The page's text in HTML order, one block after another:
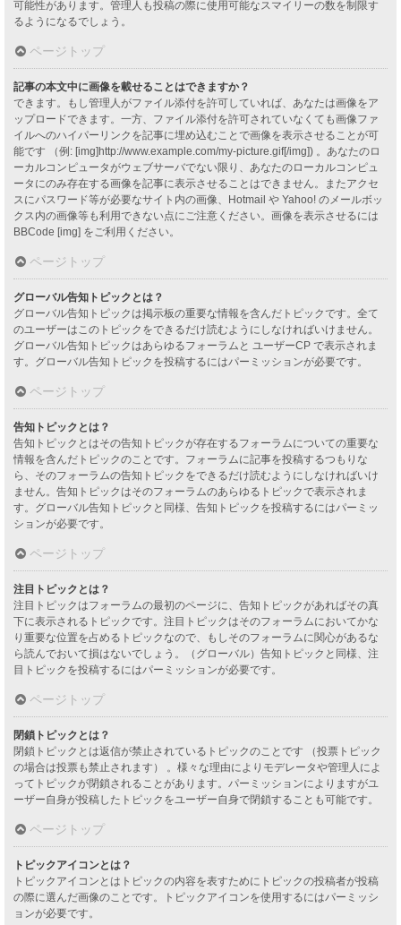
可能性があります。管理人も投稿の際に使用可能なスマイリーの数を制限す
るようになるでしょう。
ページトップ
記事の本文中に画像を載せることはできますか？
できます。もし管理人がファイル添付を許可していれば、あなたは画像をア
ップロードできます。一方、ファイル添付を許可されていなくても画像ファ
イルへのハイパーリンクを記事に埋め込むことで画像を表示させることが可
能です （例: [img]http://www.example.com/my-picture.gif[/img]) 。あなたのロ
ーカルコンピュータがウェブサーバでない限り、あなたのローカルコンピュ
ータにのみ存在する画像を記事に表示させることはできません。またアクセ
スにパスワード等が必要なサイト内の画像、Hotmail や Yahoo! のメールボッ
クス内の画像等も利用できない点にご注意ください。画像を表示させるには
BBCode [img] をご利用ください。
ページトップ
グローバル告知トピックとは？
グローバル告知トピックは掲示板の重要な情報を含んだトピックです。全て
のユーザーはこのトピックをできるだけ読むようにしなければいけません。
グローバル告知トピックはあらゆるフォーラムと ユーザーCP で表示されま
す。グローバル告知トピックを投稿するにはパーミッションが必要です。
ページトップ
告知トピックとは？
告知トピックとはその告知トピックが存在するフォーラムについての重要な
情報を含んだトピックのことです。フォーラムに記事を投稿するつもりな
ら、そのフォーラムの告知トピックをできるだけ読むようにしなければいけ
ません。告知トピックはそのフォーラムのあらゆるトピックで表示されま
す。グローバル告知トピックと同様、告知トピックを投稿するにはパーミッ
ションが必要です。
ページトップ
注目トピックとは？
注目トピックはフォーラムの最初のページに、告知トピックがあればその真
下に表示されるトピックです。注目トピックはそのフォーラムにおいてかな
り重要な位置を占めるトピックなので、もしそのフォーラムに関心があるな
ら読んでおいて損はないでしょう。（グローバル）告知トピックと同様、注
目トピックを投稿するにはパーミッションが必要です。
ページトップ
閉鎖トピックとは？
閉鎖トピックとは返信が禁止されているトピックのことです （投票トピック
の場合は投票も禁止されます） 。様々な理由によりモデレータや管理人によ
ってトピックが閉鎖されることがあります。パーミッションによりますがユ
ーザー自身が投稿したトピックをユーザー自身で閉鎖することも可能です。
ページトップ
トピックアイコンとは？
トピックアイコンとはトピックの内容を表すためにトピックの投稿者が投稿
の際に選んだ画像のことです。トピックアイコンを使用するにはパーミッシ
ョンが必要です。